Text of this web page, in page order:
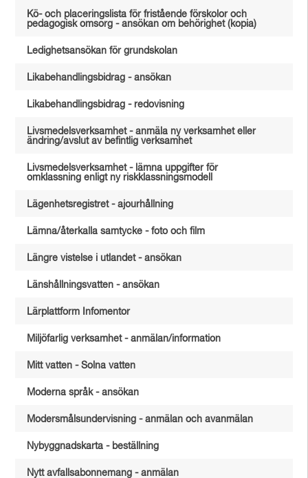
Kö- och placeringslista för fristående förskolor och
pedagogisk omsorg - ansökan om behörighet (kopia)
Ledighetsansökan för grundskolan
Likabehandlingsbidrag - ansökan
Likabehandlingsbidrag - redovisning
Livsmedelsverksamhet - anmäla ny verksamhet eller
ändring/avslut av befintlig verksamhet
Livsmedelsverksamhet - lämna uppgifter för
omklassning enligt ny riskklassningsmodell
Lägenhetsregistret - ajourhållning
Lämna/återkalla samtycke - foto och film
Längre vistelse i utlandet - ansökan
Länshållningsvatten - ansökan
Lärplattform Infomentor
Miljöfarlig verksamhet - anmälan/information
Mitt vatten - Solna vatten
Moderna språk - ansökan
Modersmålsundervisning - anmälan och avanmälan
Nybyggnadskarta - beställning
Nytt avfallsabonnemang - anmälan